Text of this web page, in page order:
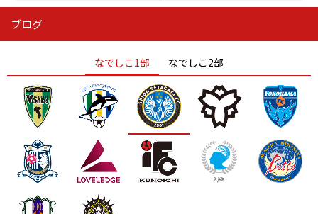
ニッパツ
ニッパツ 名古屋
石人の星
静岡 愛媛Ｌ
ブログ
なでしこ1部 なでしこ2部